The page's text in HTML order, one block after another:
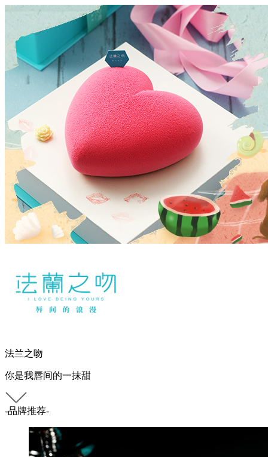
法兰之吻
你是我唇间的一抹甜
-品牌推荐-